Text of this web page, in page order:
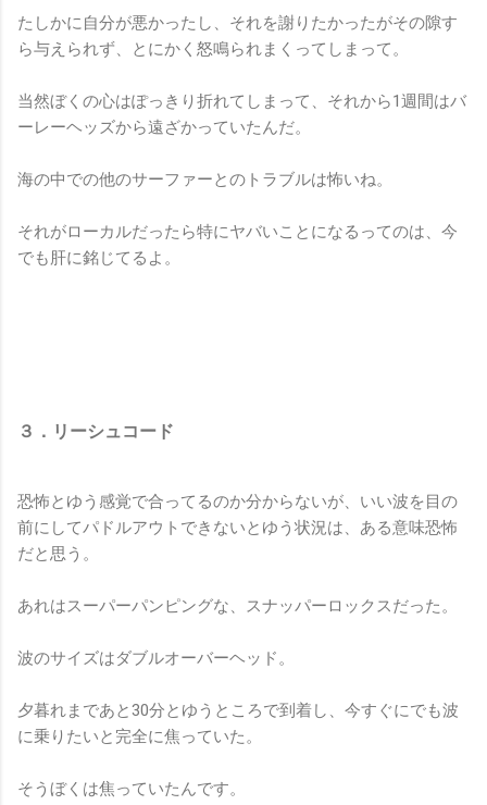
たしかに自分が悪かったし、それを謝りたかったがその隙す
ら与えられず、とにかく怒鳴られまくってしまって。
当然ぼくの心はぽっきり折れてしまって、それから1週間はバ
ーレーヘッズから遠ざかっていたんだ。
海の中での他のサーファーとのトラブルは怖いね。
それがローカルだったら特にヤバいことになるってのは、今
でも肝に銘じてるよ。
３．リーシュコード
恐怖とゆう感覚で合ってるのか分からないが、いい波を目の
前にしてパドルアウトできないとゆう状況は、ある意味恐怖
だと思う。
あれはスーパーパンピングな、スナッパーロックスだった。
波のサイズはダブルオーバーヘッド。
夕暮れまであと30分とゆうところで到着し、今すぐにでも波
に乗りたいと完全に焦っていた。
そうぼくは焦っていたんです。